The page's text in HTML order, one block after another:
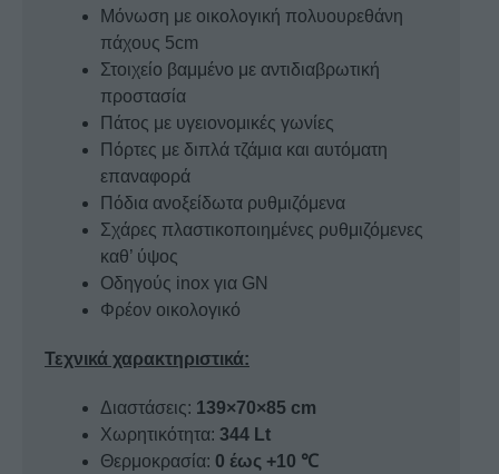
Μόνωση με οικολογική πολυουρεθάνη
πάχους 5cm
Στοιχείο βαμμένο με αντιδιαβρωτική
προστασία
Πάτος με υγειονομικές γωνίες
Πόρτες με διπλά τζάμια και αυτόματη
επαναφορά
Πόδια ανοξείδωτα ρυθμιζόμενα
Σχάρες πλαστικοποιημένες ρυθμιζόμενες
καθ’ ύψος
Οδηγούς inox για GN
Φρέον οικολογικό
Τεχνικά χαρακτηριστικά:
Διαστάσεις: 139×70×85 cm
Χωρητικότητα: 344 Lt
Θερμοκρασία: 0 έως +10 ℃